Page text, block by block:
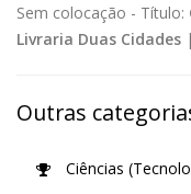
Sem colocação - Título:
Livraria Duas Cidades |
Outras
Ciências